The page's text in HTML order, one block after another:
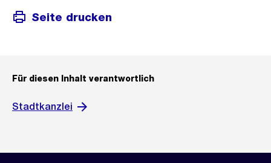
Seite drucken
Für diesen Inhalt verantwortlich
Stadtkanzlei